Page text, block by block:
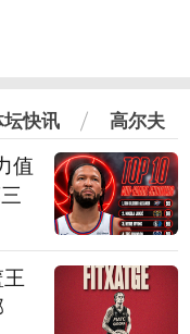
快讯 高尔夫
值